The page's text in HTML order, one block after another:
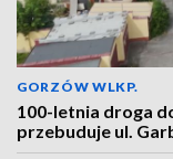
GORZÓW WLKP.
100-letnia droga
przebuduje ul.